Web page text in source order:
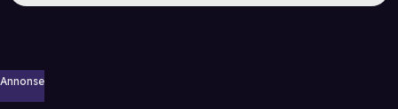
Annonse